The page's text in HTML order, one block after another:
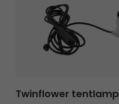
Twinflower tentlamp